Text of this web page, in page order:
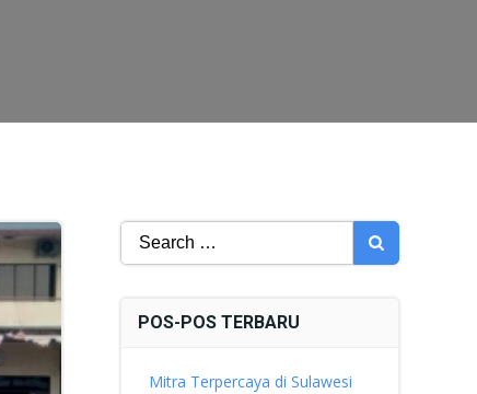
Search
POS-POS TERBARU
Mitra Terpercaya di Sulawesi